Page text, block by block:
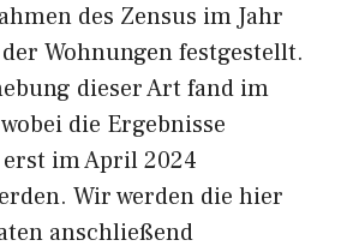
des Zensus im Jahr
Wohnungen festgestellt.
dieser Art fand im
die Ergebnisse
im April 2024
Wir werden die hier
anschließend